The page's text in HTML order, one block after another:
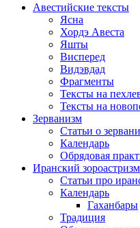
Авестийские тексты
Ясна
Хордэ Авеста
Яшты
Висперед
Видэвдад
Фрагменты
Тексты на
Тексты на
Зерванизм
Статьи о
Календарь
Обрядовая
Иранский зороастризм
Статьи про
Календарь
Гаханбары
Традиция